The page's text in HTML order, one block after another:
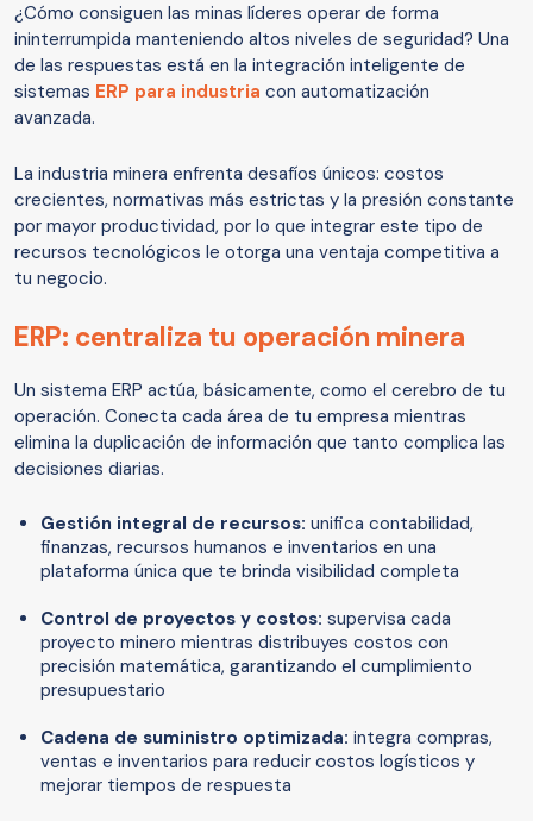
¿Cómo consiguen las minas líderes operar de forma
ininterrumpida manteniendo altos niveles de seguridad? Una
de las respuestas está en la integración inteligente de
sistemas ERP para industria con automatización
avanzada.
La industria minera enfrenta desafíos únicos: costos
crecientes, normativas más estrictas y la presión constante
por mayor productividad, por lo que integrar este tipo de
recursos tecnológicos le otorga una ventaja competitiva a
tu negocio.
ERP: centraliza tu operación minera
Un sistema ERP actúa, básicamente, como el cerebro de tu
operación. Conecta cada área de tu empresa mientras
elimina la duplicación de información que tanto complica las
decisiones diarias.
Gestión integral de recursos: unifica contabilidad,
finanzas, recursos humanos e inventarios en una
plataforma única que te brinda visibilidad completa
Control de proyectos y costos: supervisa cada
proyecto minero mientras distribuyes costos con
precisión matemática, garantizando el cumplimiento
presupuestario
Cadena de suministro optimizada: integra compras,
ventas e inventarios para reducir costos logísticos y
mejorar tiempos de respuesta